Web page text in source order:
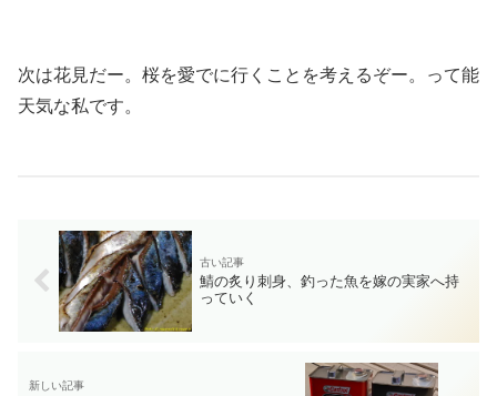
次は花見だー。桜を愛でに行くことを考えるぞー。って能
天気な私です。
鯖の炙り刺身、釣った魚を嫁の実家へ持
っていく